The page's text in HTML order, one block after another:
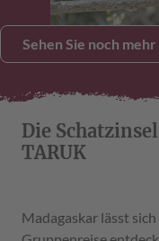
Sehen Sie noch
Die
TARUK
Madagaskar lässt